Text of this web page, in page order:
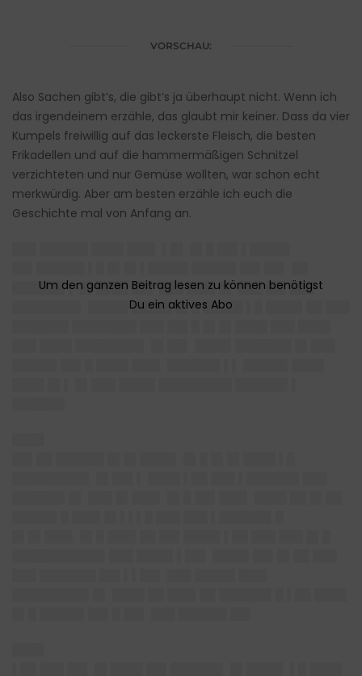
VORSCHAU:
Also Sachen gibt’s, die gibt’s ja überhaupt nicht. Wenn ich
das irgendeinem erzähle, das glaubt mir keiner. Dass da vier
Kumpels freiwillig auf das leckerste Fleisch, die besten
Frikadellen und auf die hammermäßigen Schnitzel
verzichteten und nur Gemüse wollten, war schon echt
merkwürdig. Aber am besten erzähle ich euch die
Geschichte mal von Anfang an.
██████▌▌ █▌████ ██▌ ███ ███▌█▌ ███ ██▌███
████████▌ █████ █████ █▌█ █████ ▌█ ████▌██ ███